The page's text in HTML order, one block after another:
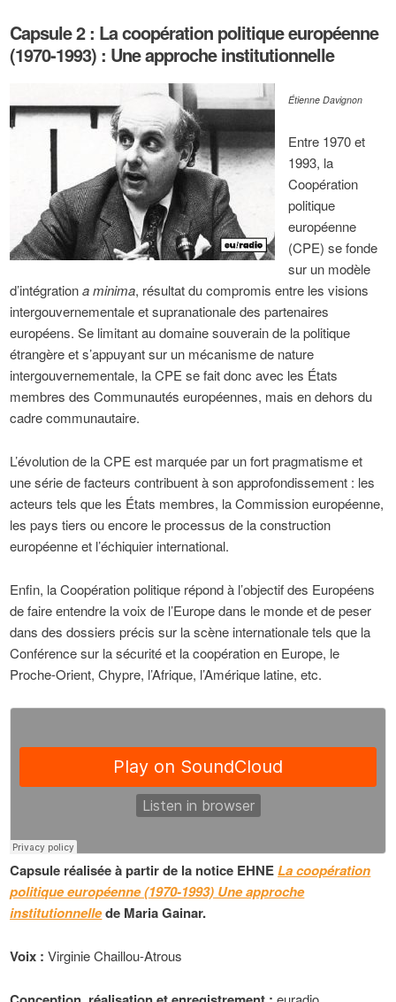
Capsule 2 : La coopération politique européenne
(1970-1993) : Une approche institutionnelle
Étienne Davignon
Entre 1970 et
1993, la
Coopération
politique
européenne
(CPE) se fonde
sur un modèle
d’intégrationa minima, résultat du compromis entre les visions
intergouvernementale et supranationale des partenaires
européens. Se limitant au domaine souverain de la politique
étrangère et s’appuyant sur un mécanisme de nature
intergouvernementale, la CPE se fait donc avec les États
membres des Communautés européennes, mais en dehors du
cadre communautaire.
L’évolution de la CPE est marquée par un fort pragmatisme et
une série de facteurs contribuent à son approfondissement : les
acteurs tels que les États membres, la Commission européenne,
les pays tiers ou encore le processus de la construction
européenne et l’échiquier international.
Enfin, la Coopération politique répond à l’objectif des Européens
de faire entendre la voix de l’Europe dans le monde et de peser
dans des dossiers précis sur la scène internationale tels que la
Conférence sur la sécurité et la coopération en Europe, le
Proche-Orient, Chypre, l’Afrique, l’Amérique latine, etc.
Capsule réalisée à partir de la notice EHNELa coopération
politique européenne (1970-1993) Une approche
institutionnellede Maria Gainar.
Voix :Virginie Chaillou-Atrous